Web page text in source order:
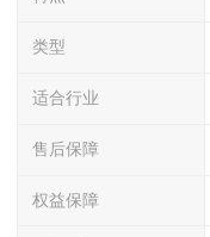
类型
适合行业
售后保障
权益保障